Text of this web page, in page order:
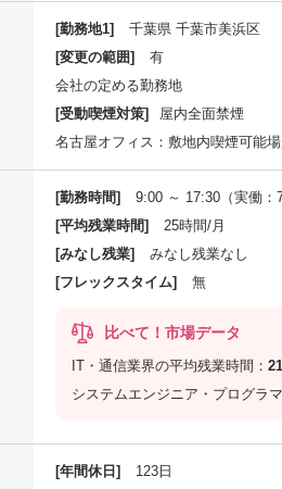
[勤務地1]
千葉県 千葉市美浜区
[変更の範囲]
有
会社の定める勤務地
[受動喫煙対策]
屋内全面禁煙
名古屋オフィス：敷地内喫煙可能
[勤務時間]
9:00 ～ 17:30（実働
[平均残業時間]
25時間/月
[みなし残業]
みなし残業なし
[フレックスタイム]
無
比べて！市場データ
IT・通信業界の平均残業時間： 21
システムエンジニア・プログラ
[年間休日]
123日